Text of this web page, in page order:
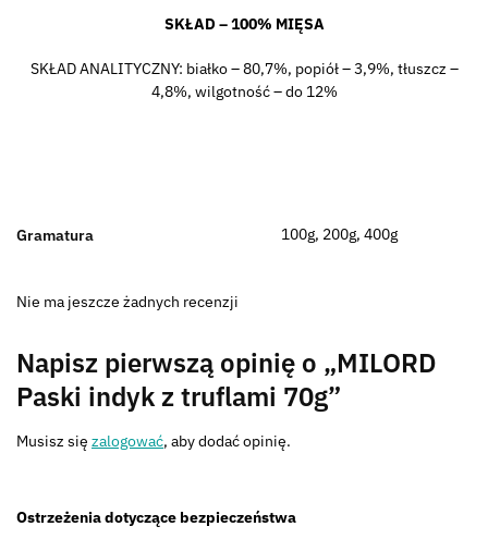
SKŁAD – 100% MIĘSA
SKŁAD ANALITYCZNY: białko – 80,7%, popiół – 3,9%, tłuszcz –
4,8%, wilgotność – do 12%
Gramatura 100g, 200g, 400g
Nie ma jeszcze żadnych recenzji
Napisz pierwszą opinię o „MILORD
Paski indyk z truflami 70g”
Musisz się zalogować, aby dodać opinię.
Ostrzeżenia dotyczące bezpieczeństwa